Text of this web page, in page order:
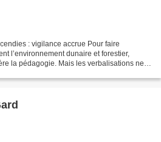
: vigilance accrue Pour faire
l’environnement dunaire et forestier,
la pédagogie. Mais les verbalisations ne